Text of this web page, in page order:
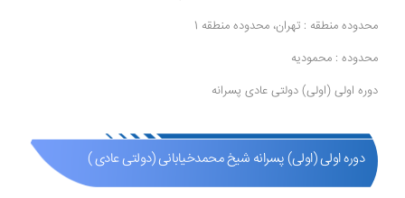
محدوده منطقه : تهران، محدوده منطقه 1
محدوده : محمودیه
دوره اولی (اولی) دولتی عادی پسرانه
دوره اولی (اولی) پسرانه شیخ محمدخیابانی (دولتی عادی )